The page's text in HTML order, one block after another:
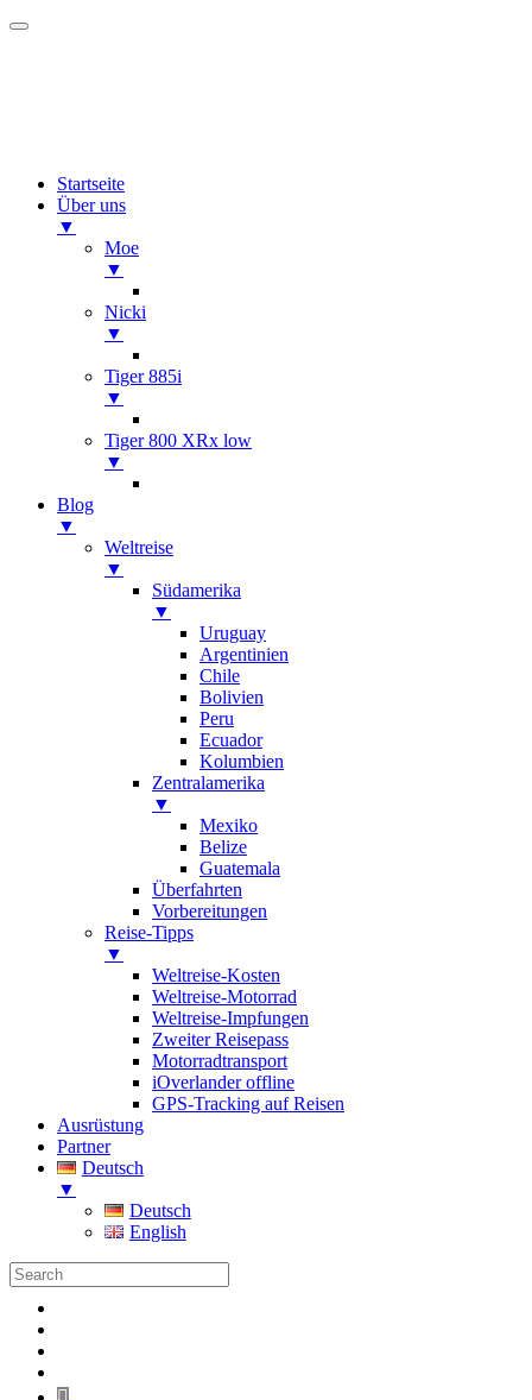
Startseite
Über uns
▼
Moe
▼
Nicki
▼
Tiger 885i
▼
Tiger 800 XRx low
▼
Blog
▼
Weltreise
▼
Südamerika
▼
Uruguay
Argentinien
Chile
Bolivien
Peru
Ecuador
Kolumbien
Zentralamerika
▼
Mexiko
Belize
Guatemala
Überfahrten
Vorbereitungen
Reise-Tipps
▼
Weltreise-Kosten
Weltreise-Motorrad
Weltreise-Impfungen
Zweiter Reisepass
Motorradtransport
iOverlander offline
GPS-Tracking auf Reisen
Ausrüstung
Partner
Deutsch
▼
Deutsch
English